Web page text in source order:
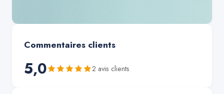
Commentaires clients
5,0 2 avis clients